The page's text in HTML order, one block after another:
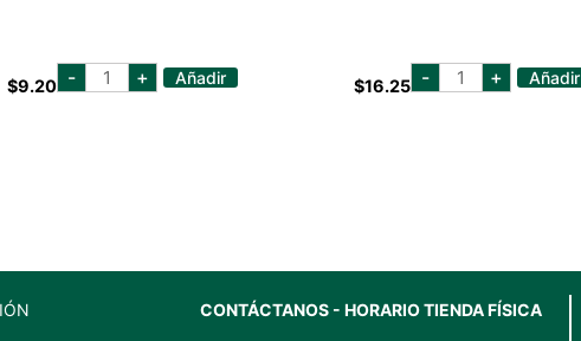
$9.20 - CASILLERO
CHARDONNAY
+ Añadir $16.25 - cline
lodi
+ Añadir
CONTÁCTANOS - HORARIO TIENDA FÍSICA